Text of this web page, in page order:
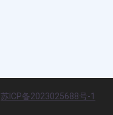
苏ICP备2023025688号-1